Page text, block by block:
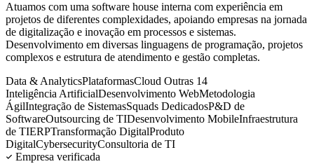
Atuamos com uma software house interna com experiência em
projetos de diferentes complexidades, apoiando empresas na jornada
de digitalização e inovação em processos e sistemas.
Desenvolvimento em diversas linguagens de programação, projetos
complexos e estrutura de atendimento e gestão completas.
Data & AnalyticsPlataformasCloud Outras 14
Inteligência ArtificialDesenvolvimento WebMetodologia
ÁgilIntegração de SistemasSquads DedicadosP&D de
SoftwareOutsourcing de TIDesenvolvimento MobileInfraestrutura
de TIERPTransformação DigitalProduto
DigitalCybersecurityConsultoria de TI
Empresa verificada